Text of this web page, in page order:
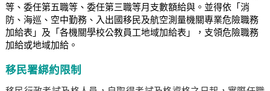
等、委任第五職等、委任第三職等月支數額給與。並得依「消
防、海巡、空中勤務、入出國移民及航空測量機關專業危險職務
加給表」及「各機關學校公教員工地域加給表」，支領危險職務
加給或地域加給。
移民署綁約限制